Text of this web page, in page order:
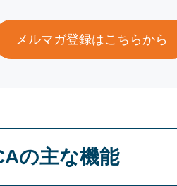
メルマガ登録はこちらから
の主な機能